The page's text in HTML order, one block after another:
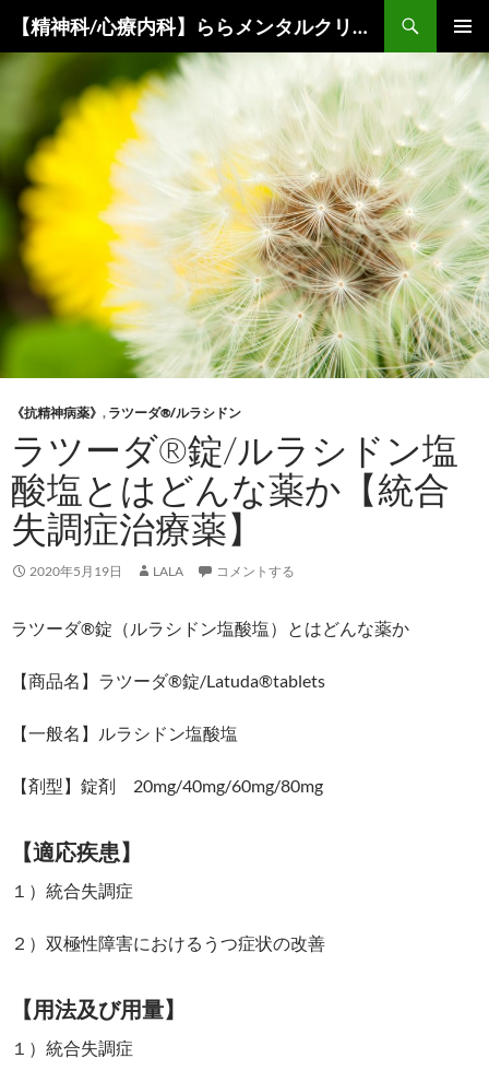
テ
へ
ス
キ
【精神科/心療内科】ららメンタルクリニック
メインメ
ニュー
《抗精神病薬》 , ラツーダ®/ルラシドン
ラツーダ®錠/ルラシドン塩
酸塩とはどんな薬か【統合
失調症治療薬】
2020年5月19日 LALA コメントする
ラツーダ®錠（ルラシドン塩酸塩）とはどんな薬か
【商品名】ラツーダ®錠/Latuda®tablets
【一般名】ルラシドン塩酸塩
【剤型】錠剤 20mg/40mg/60mg/80mg
【適応疾患】
１）統合失調症
２）双極性障害におけるうつ症状の改善
【用法及び用量】
１）統合失調症